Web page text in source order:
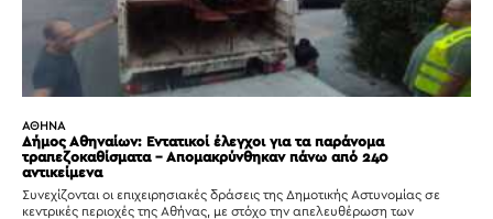
ΑΘΗΝΑ
Δήμος Αθηναίων: Εντατικοί έλεγχοι για τα παράνομα
τραπεζοκαθίσματα – Απομακρύνθηκαν πάνω από 240
αντικείμενα
Συνεχίζονται οι επιχειρησιακές δράσεις της Δημοτικής Αστυνομίας σε
κεντρικές περιοχές της Αθήνας, με στόχο την απελευθέρωση των